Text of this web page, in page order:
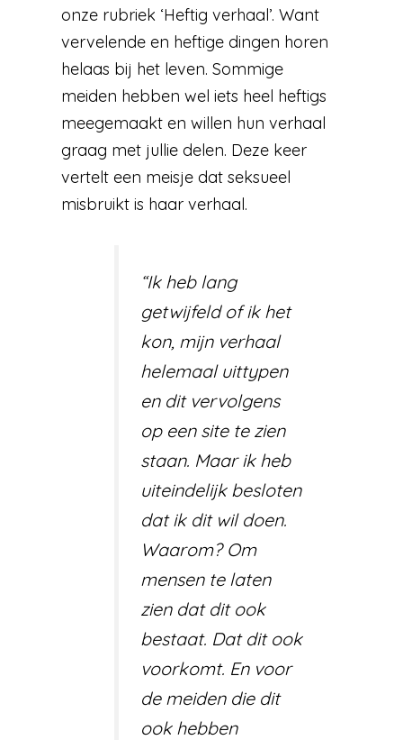
onze rubriek ‘Heftig verhaal’. Want
vervelende en heftige dingen horen
helaas bij het leven. Sommige
meiden hebben wel iets heel heftigs
meegemaakt en willen hun verhaal
graag met jullie delen. Deze keer
vertelt een meisje dat seksueel
misbruikt is haar verhaal.
“Ik heb lang
getwijfeld of ik het
kon, mijn verhaal
helemaal uittypen
en dit vervolgens
op een site te zien
staan. Maar ik heb
uiteindelijk besloten
dat ik dit wil doen.
Waarom? Om
mensen te laten
zien dat dit ook
bestaat. Dat dit ook
voorkomt. En voor
de meiden die dit
ook hebben